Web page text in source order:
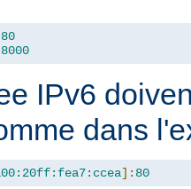
80
8000
IPv6
dans
]: 80